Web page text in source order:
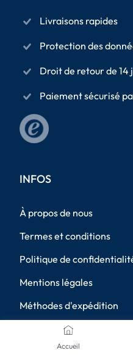
Accueil
Livraisons rapides
Protection des
Droit de retour de 14
Paiement sécurisé
INFOS
À propos de nous
Termes et conditions
Politique de
Mentions légales
Méthodes d'expédition
Retours de marchandises
Annulation